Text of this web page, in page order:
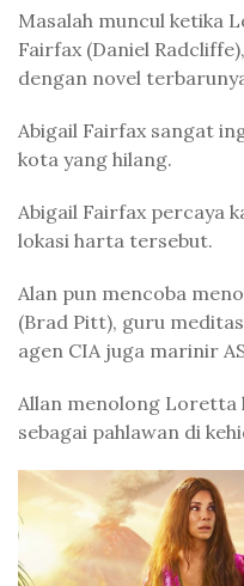
Masalah muncul ketika
Fairfax (Daniel
dengan novel
Abigail Fairfax sangat
kota yang hilang.
Abigail Fairfax percaya
lokasi harta tersebut.
Alan pun mencoba
(Brad Pitt), guru
agen CIA juga marinir
Allan menolong Loretta
sebagai pahlawan di